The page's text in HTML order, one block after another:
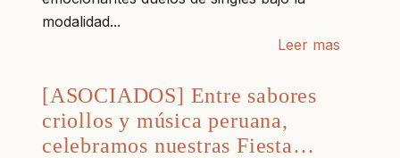
modalidad...
Leer mas
[ASOCIADOS] Entre sabores
criollos y música peruana,
celebramos nuestras Fiesta…